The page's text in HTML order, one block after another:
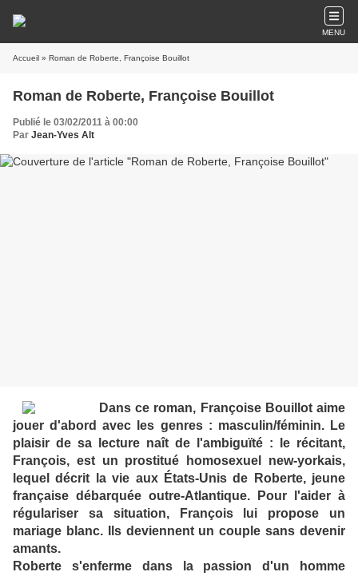
MENU
Accueil » Roman de Roberte, Françoise Bouillot
Roman de Roberte, Françoise Bouillot
Publié le 03/02/2011 à 00:00
Par Jean-Yves Alt
Dans ce roman, Françoise Bouillot aime
jouer d'abord avec les genres : masculin/féminin. Le
plaisir de sa lecture naît de l'ambiguïté : le récitant,
François, est un prostitué homosexuel new-yorkais,
lequel décrit la vie aux États-Unis de Roberte, jeune
française débarquée outre-Atlantique. Pour l'aider à
régulariser sa situation, François lui propose un
mariage blanc. Ils deviennent un couple sans devenir
amants.
Roberte s'enferme dans la passion d'un homme